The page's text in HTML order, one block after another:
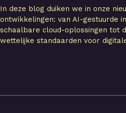
In deze blog duiken we in onze
ontwikkelingen: van AI-gestuurde
schaalbare cloud-oplossingen tot
wettelijke standaarden voor